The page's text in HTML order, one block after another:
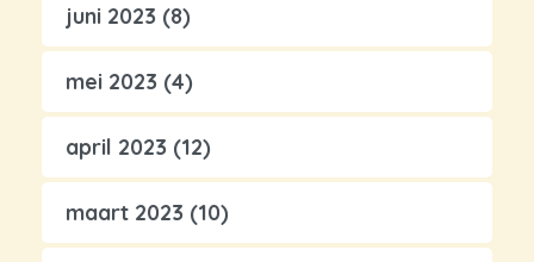
juni 2023 (8)
mei 2023 (4)
april 2023 (12)
maart 2023 (10)